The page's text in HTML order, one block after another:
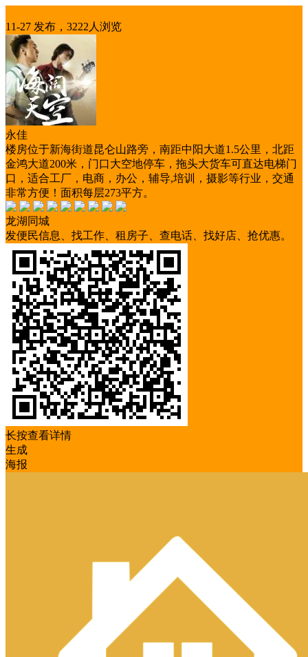
11-27 发布，3222人浏览
永佳
楼房位于新海街道昆仑山路旁，南距中阳大道1.5公里，北距
金鸿大道200米，门口大空地停车，拖头大货车可直达电梯门
口，适合工厂，电商，办公，辅导,培训，摄影等行业，交通
非常方便！面积每层273平方。
龙湖同城
发便民信息、找工作、租房子、查电话、找好店、抢优惠。
长按查看详情
生成
海报